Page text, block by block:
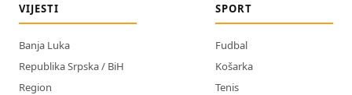
VIJESTI
Banja Luka
Republika Srpska / BiH
Region
SPORT
Fudbal
Košarka
Tenis